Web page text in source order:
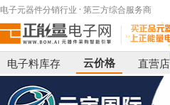
电子元器件分销行业 · 第三方综合服务商
电子料库存 云价格 直营店